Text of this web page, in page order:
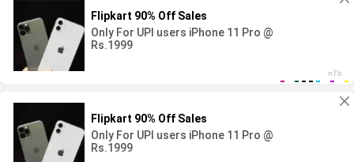
waana la qabsan doonaa.
ninwacan